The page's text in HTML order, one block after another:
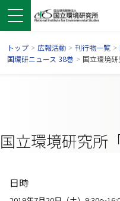
トップ > 広報活動 > 刊行物一覧 >
国環研ニュース 38巻 > 国立環境
国立環境研究所
日時